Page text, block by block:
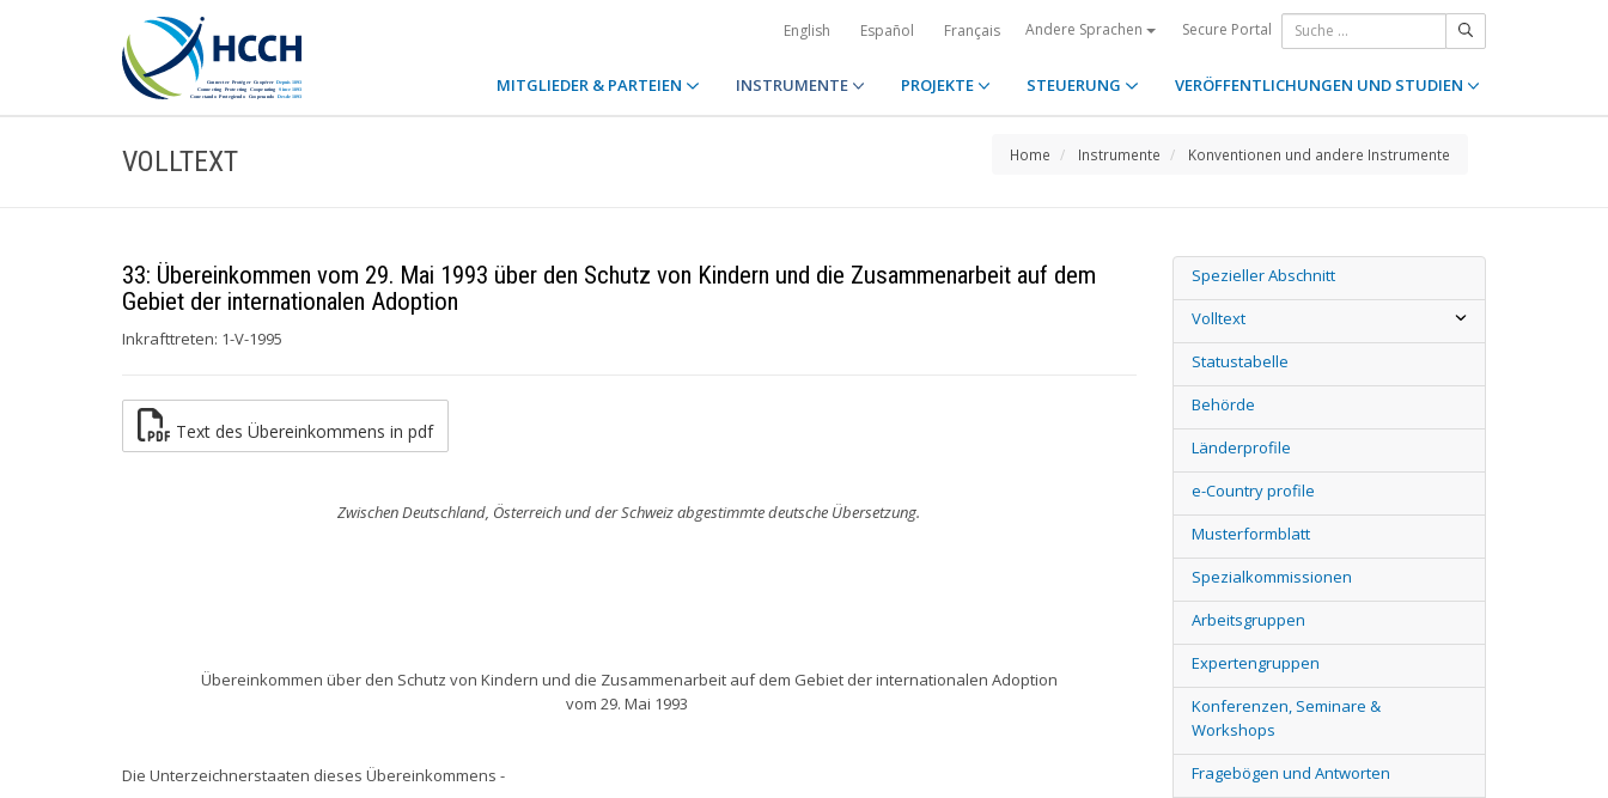
English Español Français Andere Sprachen Secure Portal
MITGLIEDER & PARTEIEN INSTRUMENTE PROJEKTE STEUERUNG VERÖFFENTLICHUNGEN UND STUDIEN
VOLLTEXT Home Instrumente Konventionen und andere Instrumente
33: Übereinkommen vom 29. Mai 1993 über den Schutz von Kindern und die Zusammenarbeit auf dem
Gebiet der internationalen Adoption
Inkrafttreten: 1-V-1995
Text des Übereinkommens in pdf
Zwischen Deutschland, Österreich und der Schweiz abgestimmte deutsche Übersetzung.
Übereinkommen über den Schutz von Kindern und die Zusammenarbeit auf dem Gebiet der internationalen Adoption
vom 29. Mai 1993
Die Unterzeichnerstaaten dieses Übereinkommens -
Spezieller Abschnitt
Volltext
Statustabelle
Behörde
Länderprofile
e-Country profile
Musterformblatt
Spezialkommissionen
Arbeitsgruppen
Expertengruppen
Konferenzen, Seminare &
Workshops
Fragebögen und Antworten